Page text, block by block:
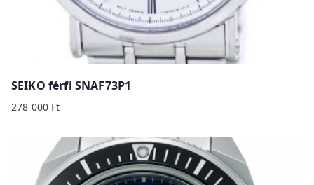
SEIKO férfi SNAF73P1
278 000 Ft